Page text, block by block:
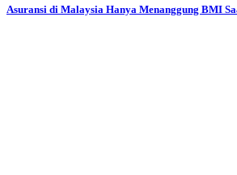
Asuransi di Malaysia Hanya Menanggung BMI